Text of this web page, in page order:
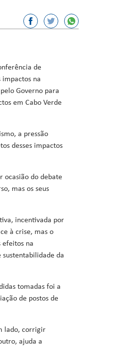
de
impactos na
Governo para
em Cabo Verde
a pressão
desses impactos
ocasião do debate
mas os seus
incentivada por
à crise, mas o
efeitos na
sustentabilidade da
tomadas foi a
de postos de
lado, corrigir
ajuda a